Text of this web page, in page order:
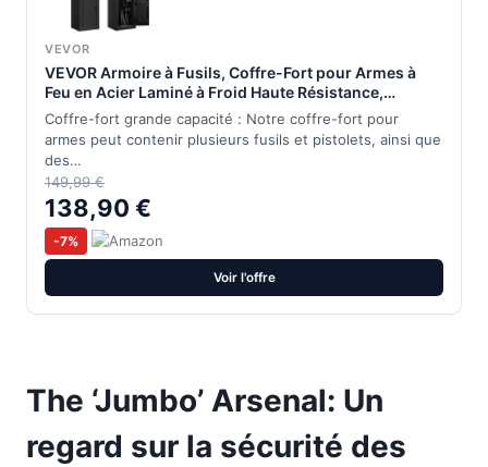
VEVOR
VEVOR Armoire à Fusils, Coffre-Fort pour Armes à
Feu en Acier Laminé à Froid Haute Résistance,
Déverrouillé par Clavier Numérique et Clé, avec
Chargeur et Éclairage LED, pour Armes Longues
Pistolets
Coffre-fort grande capacité : Notre coffre-fort pour
armes peut contenir plusieurs fusils et pistolets, ainsi que
des…
149,99 €
138,90 €
-7%
Voir l'offre
The ‘Jumbo’ Arsenal: Un
regard sur la sécurité des